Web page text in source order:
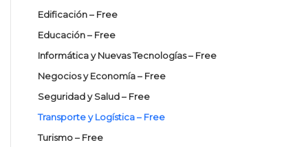
Edificación – Free
Educación – Free
Informática y Nuevas Tecnologías – Free
Negocios y Economía – Free
Seguridad y Salud – Free
Transporte y Logística – Free
Turismo – Free